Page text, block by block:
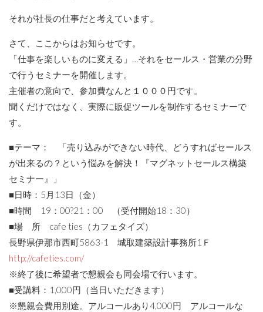
それが社長の仕事だと考えています。
さて、ここからはお知らせです。
「仕事を楽しいものに変える」…それをセールス・営業の分野
で行うセミナーを開催します。
主催者の意向で、参加費なんと１０００円です。
聞くだけではなく、実際に販促ツールを制作するセミナーで
す。
■テーマ： 「売り込みができない時代、どうすればセールス
が出来るの？という悩みを解決！『マグネットセールス構築
セミナー』」
■日時：5月13日（金）
■時間 19：00?21：00 （受付開始18：30）
■場 所 cafe ties（カフェタイズ）
長野県伊那市西町5863-1 城取建築設計事務所1Ｆ
http://cafeties.com/
※終了後に希望者で懇親会も同会場で行います。
■受講料：1,000円（当日いただきます）
※懇親会費用別途。アルコールあり4,000円 アルコールな